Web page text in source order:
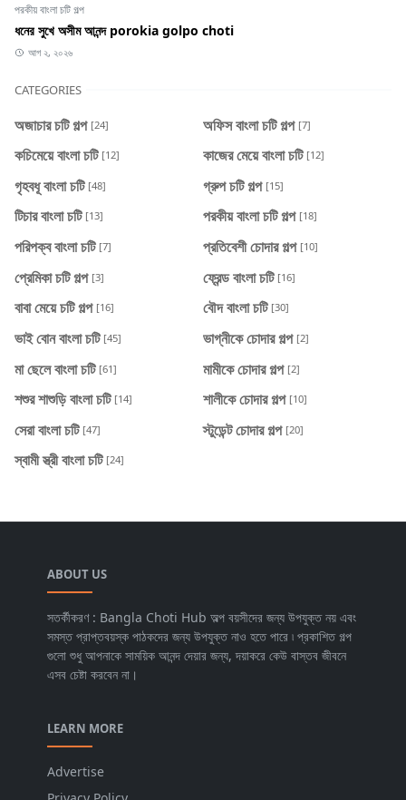
পরকীয় বাংলা চটি গল্প
ধনের সুখে অসীম আনন্দ porokia golpo choti
আগ ২, ২০২৬
CATEGORIES
অজাচার চটি গল্প [24] অফিস বাংলা চটি গল্প [7]
কচিমেয়ে বাংলা চটি [12] কাজের মেয়ে বাংলা চটি [12]
গৃহবধূ বাংলা চটি [48] গ্রুপ চটি গল্প [15]
টিচার বাংলা চটি [13] পরকীয় বাংলা চটি গল্প [18]
পরিপক্ব বাংলা চটি [7] প্রতিবেশী চোদার গল্প [10]
প্রেমিকা চটি গল্প [3] ফ্রেন্ড বাংলা চটি [16]
বাবা মেয়ে চটি গল্প [16] বৌদ বাংলা চটি [30]
ভাই বোন বাংলা চটি [45] ভাগ্নীকে চোদার গল্প [2]
মা ছেলে বাংলা চটি [61] মামীকে চোদার গল্প [2]
শশুর শাশুড়ি বাংলা চটি [14] শালীকে চোদার গল্প [10]
সেরা বাংলা চটি [47] স্টুডেন্ট চোদার গল্প [20]
স্বামী স্ত্রী বাংলা চটি [24]
ABOUT US
সতর্কীকরণ : Bangla Choti Hub অল্প বয়সীদের জন্য উপযুক্ত নয় এবং
সমস্ত প্রাপ্তবয়স্ক পাঠকদের জন্য উপযুক্ত নাও হতে পারে ৷ প্রকাশিত গল্প
গুলো শুধু আপনাকে সাময়িক আনন্দ দেয়ার জন্য, দয়াকরে কেউ বাস্তব জীবনে
এসব চেষ্টা করবেন না।
LEARN MORE
Advertise